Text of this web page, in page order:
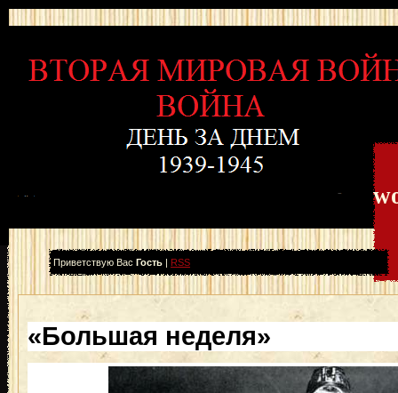
Приветствую Вас Гость | RSS
«Большая неделя»